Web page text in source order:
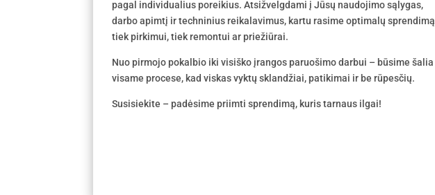
pagal individualius poreikius. Atsižvelgdami į Jūsų naudojimo sąlygas,
darbo apimtį ir techninius reikalavimus, kartu rasime optimalų sprendimą
tiek pirkimui, tiek remontui ar priežiūrai.
Nuo pirmojo pokalbio iki visiško įrangos paruošimo darbui – būsime šalia
visame procese, kad viskas vyktų sklandžiai, patikimai ir be rūpesčių.
Susisiekite – padėsime priimti sprendimą, kuris tarnaus ilgai!